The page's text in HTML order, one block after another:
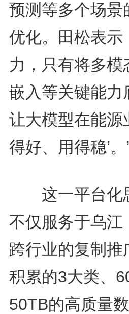
预测等多个场景
优化。田松表示
力，只有将多
嵌入等关键能力
让大模型在能源
得好、用得稳’。
这一平台化
不仅服务于乌江
跨行业的复制
积累的3大类、
50TB的高质量